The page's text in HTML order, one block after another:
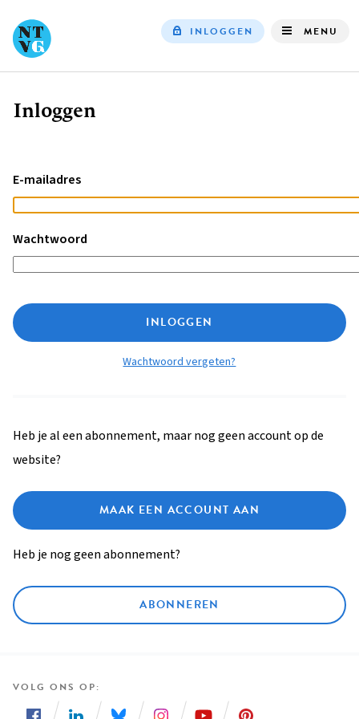
INLOGGEN MENU
Kruimelpad
Inloggen
E-mailadres
Wachtwoord
INLOGGEN
Wachtwoord vergeten?
Heb je al een abonnement, maar nog geen account op de
website?
MAAK EEN ACCOUNT AAN
Heb je nog geen abonnement?
ABONNEREN
VOLG ONS OP